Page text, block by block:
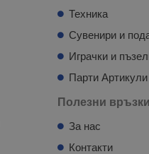
Техника
Сувенири и
Играчки и
Парти Артикули
Полезни връзки
За нас
Контакти